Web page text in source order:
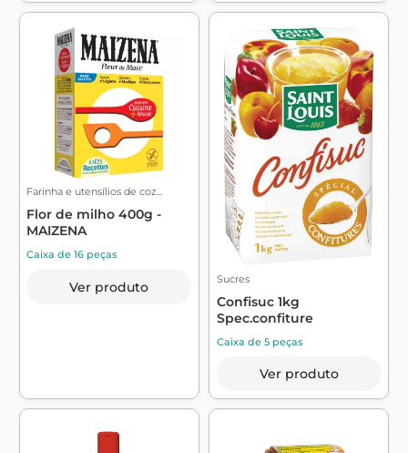
Farinha e utensílios de coz...
Flor de milho 400g -
MAIZENA
Caixa de 16 peças
Ver produto
Sucres
Confisuc 1kg
Spec.confiture
Caixa de 5 peças
Ver produto